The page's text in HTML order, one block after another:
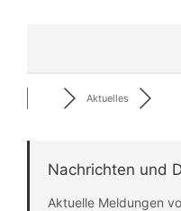
Aktuelles
Nachrichten und
Aktuelle Meldungen